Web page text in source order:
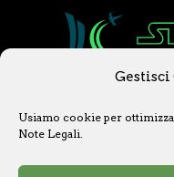
Gestisci
Usiamo cookie per
Note Legali.
Questo sito non è
a The Walt
Ogni nome, titolo,